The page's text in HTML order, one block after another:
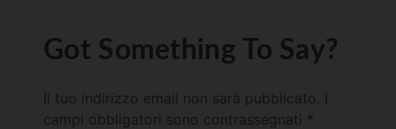
Got Something To Say?
Il tuo indirizzo email non sarà pubblicato.
campi obbligatori sono contrassegnati *